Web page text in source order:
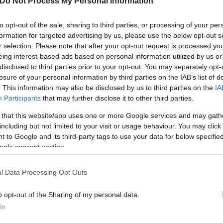
opt-out of the sale, sharing to third parties, or processing of your
for targeted advertising by us, please use the below opt-out
selection. Please note that after your opt-out request is processed
interest-based ads based on personal information utilized by us
to third parties prior to your opt-out. You may separately
of your personal information by third parties on the IAB’s list of
This information may also be disclosed by us to third parties on the
Participants that may further disclose it to other third parties.
that this website/app uses one or more Google services and may
but not limited to your visit or usage behaviour. You may
to Google and its third-party tags to use your data for below
consent section.
Data Processing Opt Outs
opt-out of the Sharing of my personal data.
μεταξύ του ψύχραιμου Ανδρουλάκη
Δούκα για τις αλλαγές Ανδρουλάκη - Η